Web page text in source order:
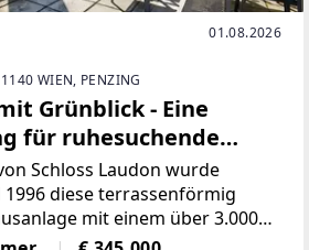
01.08.2026
WIEN, PENZING
Grünblick - Eine
für ruhesuchende
Schloss Laudon wurde
1996 diese terrassenförmig
mit einem über 3.000
errichtet.